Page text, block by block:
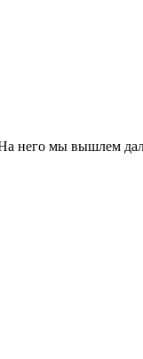
На него мы вышлем